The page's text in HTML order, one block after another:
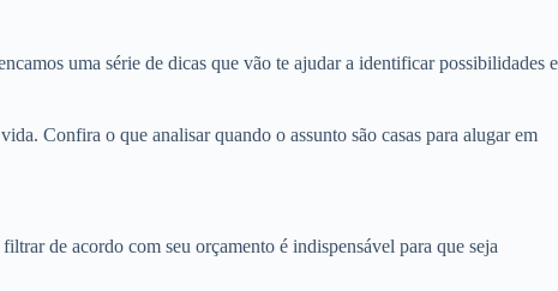
uma série de dicas que vão te ajudar a identificar possibilidades e
Confira o que analisar quando o assunto são casas para alugar em
de acordo com seu orçamento é indispensável para que seja